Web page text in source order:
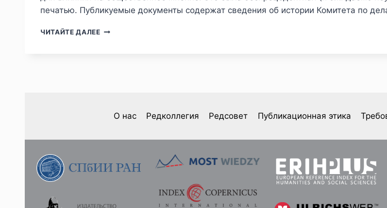
печатью. Публикуемые документы содержат сведения об истории Комитета по
ЧИТАЙТЕ ДАЛЕЕПИЖ
ОДНОЙ
НЕУДАЧНОЙ
РУКОВОДИТЬ
ПЕЧАТЬЮ
О нас Редколлегия Редсовет Публикационная этика